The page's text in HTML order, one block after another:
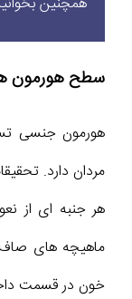
سطح هورمون
هورمون جنسی
مردان دارد.
هر جنبه ای از
ماهیچه های صاف
خون در قسمت